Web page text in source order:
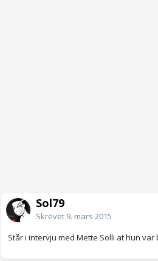
Sol79
Skrevet 9. mars 2015
Står i intervju med Mette Solli at hun